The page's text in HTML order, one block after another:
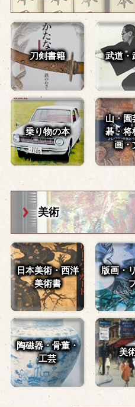
刀剣書籍 武道・
乗り物の本
山・園
碁・将
画・
美術
日本美術・西洋
美術書
版画・
陶磁器・骨董・
工芸
美